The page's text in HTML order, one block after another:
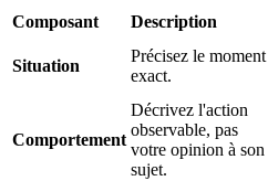
Composant Description
Situation
Précisez le moment
exact.
Comportement
Décrivez l'action
observable, pas
votre opinion à son
sujet.